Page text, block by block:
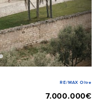
RE/MAX Oltre
7.000.000€